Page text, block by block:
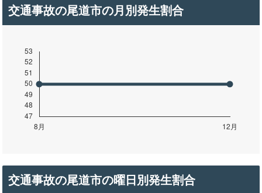
交通事故の尾道市の月別発生割合
交通事故の尾道市の曜日別発生割合